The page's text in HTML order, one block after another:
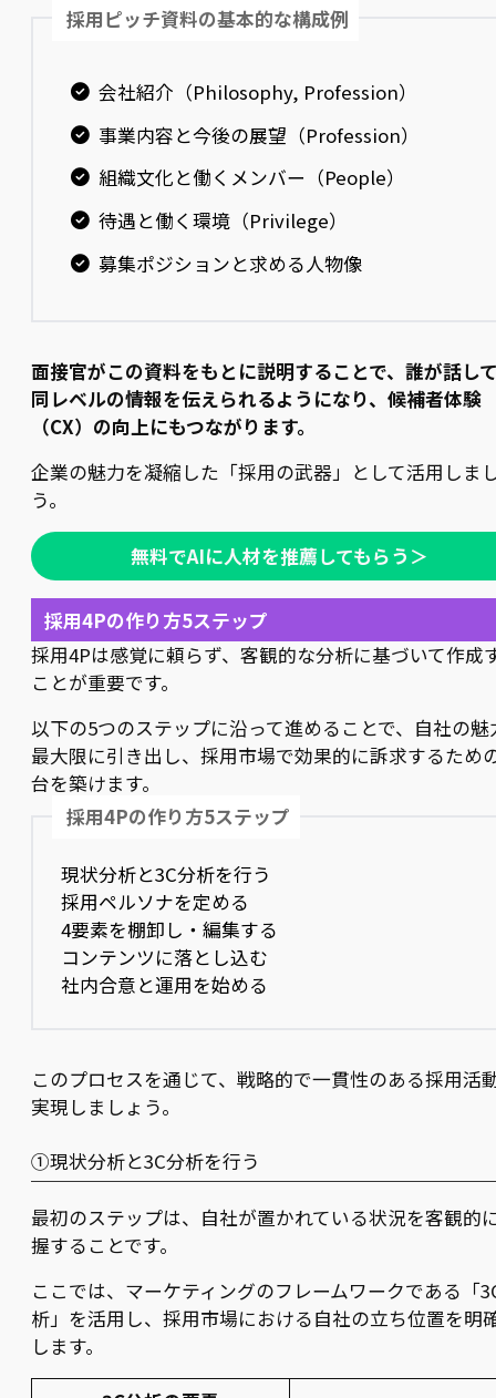
採用ピッチ資料の基本的な構成例
会社紹介（Philosophy, Profession）
事業内容と今後の展望（Profession）
組織文化と働くメンバー（People）
待遇と働く環境（Privilege）
募集ポジションと求める人物像
面接官がこの資料をもとに説明することで、誰が話し
同レベルの情報を伝えられるようになり、候補者体験
（CX）の向上にもつながります。
企業の魅力を凝縮した「採用の武器」として活用しま
う。
無料でAIに人材を推薦してもらう＞
採用4Pの作り方5ステップ
採用4Pは感覚に頼らず、客観的な分析に基づいて作成
ことが重要です。
以下の5つのステップに沿って進めることで、自社の魅
最大限に引き出し、採用市場で効果的に訴求するため
台を築けます。
採用4Pの作り方5ステップ
現状分析と3C分析を行う
採用ペルソナを定める
4要素を棚卸し・編集する
コンテンツに落とし込む
社内合意と運用を始める
このプロセスを通じて、戦略的で一貫性のある採用活
実現しましょう。
①現状分析と3C分析を行う
最初のステップは、自社が置かれている状況を客観的
握することです。
ここでは、マーケティングのフレームワークである「
析」を活用し、採用市場における自社の立ち位置を明
します。